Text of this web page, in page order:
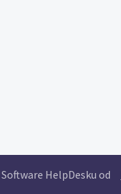
Software HelpDesku od